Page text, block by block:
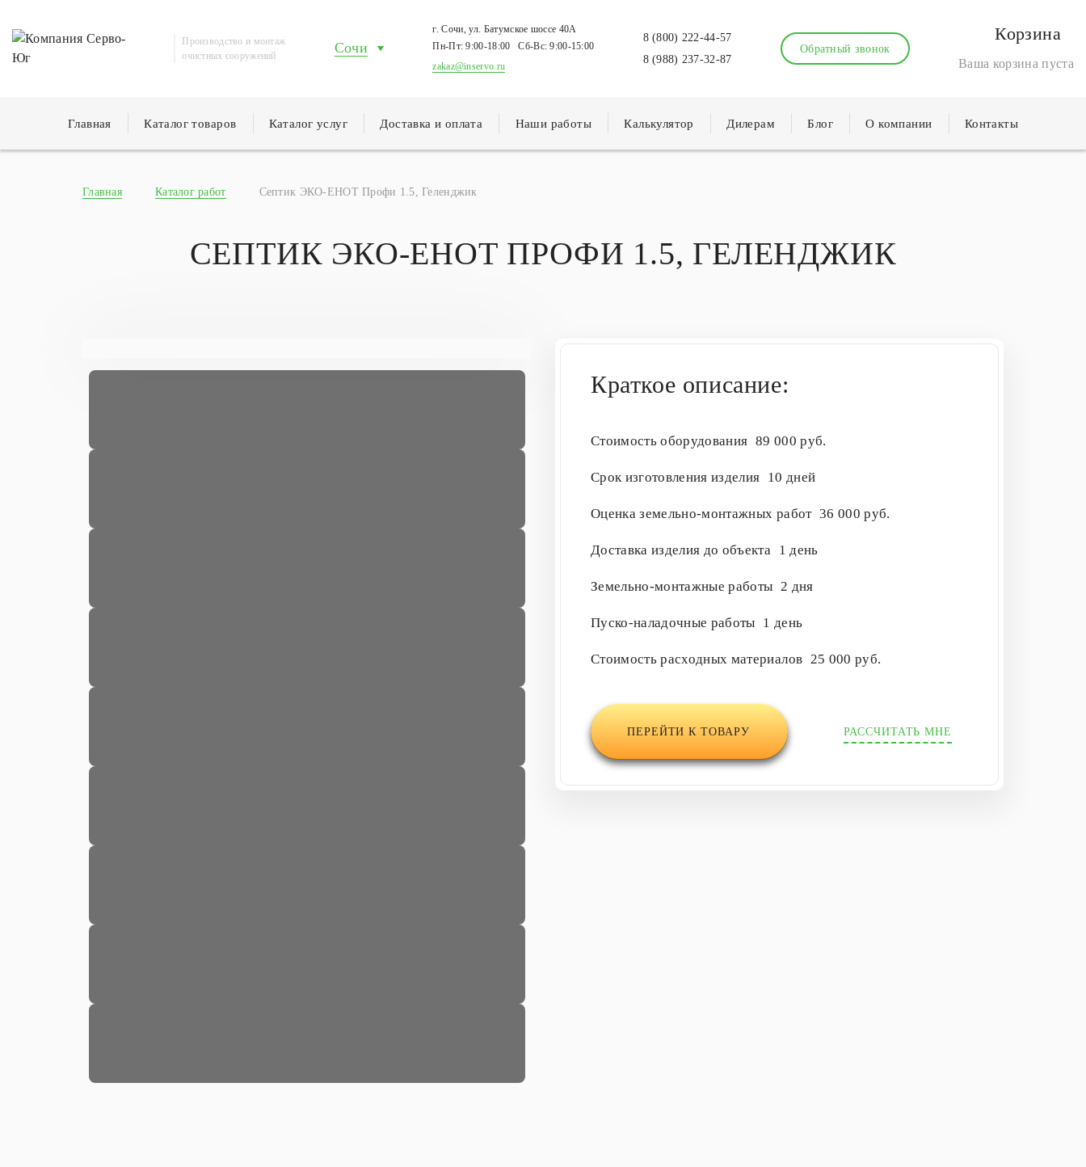
Производство и монтаж
очистных сооружений
Сочи
г. Сочи, ул. Батумское шоссе 40А
Пн-Пт: 9:00-18:00 Сб-Вс: 9:00-15:00
zakaz@inservo.ru
8 (800) 222-44-57
8 (988) 237-32-87
Обратный звонок
Корзина
Ваша корзина пуста
Главная Каталог товаров Каталог услуг Доставка и оплата Наши работы Калькулятор Дилерам Блог О компании Контакты
Главная Каталог работ Септик ЭКО-ЕНОТ Профи 1.5, Геленджик
СЕПТИК ЭКО-ЕНОТ ПРОФИ 1.5, ГЕЛЕНДЖИК
Краткое описание:
Стоимость оборудования 89 000 руб.
Срок изготовления изделия 10 дней
Оценка земельно-монтажных работ 36 000 руб.
Доставка изделия до объекта 1 день
Земельно-монтажные работы 2 дня
Пуско-наладочные работы 1 день
Стоимость расходных материалов 25 000 руб.
ПЕРЕЙТИ К ТОВАРУ РАССЧИТАТЬ МНЕ